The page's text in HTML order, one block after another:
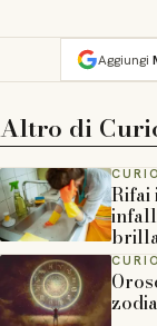
Aggiungi
Altro di
Rifai